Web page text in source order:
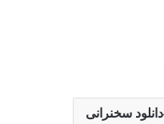
دانلود سخنرانی